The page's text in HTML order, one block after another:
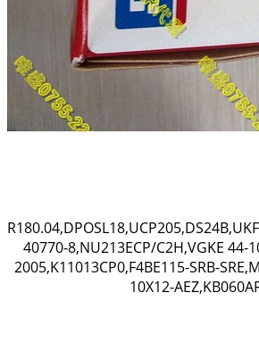
40770-8,NU213ECP/C2H,VGKE 44-
2005,K11013CP0,F4BE115-SRB-
10X12-